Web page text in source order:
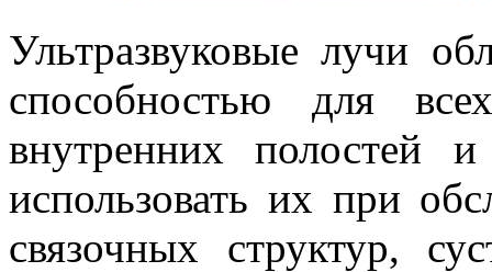
Ультразвуковые лучи
способностью для
внутренних полостей
использовать их при
связочных структур,